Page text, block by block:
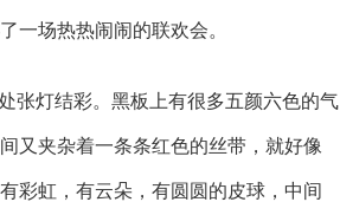
一场热热闹闹的联欢会。
张灯结彩。黑板上有很多五颜六色的气
又夹杂着一条条红色的丝带，就好像
彩虹，有云朵，有圆圆的皮球，中间